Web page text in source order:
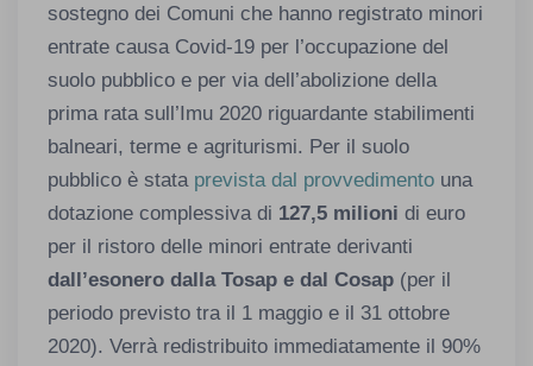
sostegno dei Comuni che hanno registrato minori
entrate causa Covid-19 per l’occupazione del
suolo pubblico e per via dell’abolizione della
prima rata sull’Imu 2020 riguardante stabilimenti
balneari, terme e agriturismi. Per il suolo
pubblico è stata prevista dal provvedimento una
dotazione complessiva di 127,5 milioni di euro
per il ristoro delle minori entrate derivanti
dall’esonero dalla Tosap e dal Cosap (per il
periodo previsto tra il 1 maggio e il 31 ottobre
2020). Verrà redistribuito immediatamente il 90%